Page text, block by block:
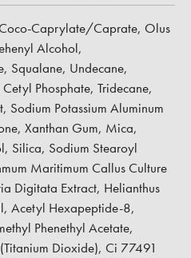
Caprylate/Caprate, Olus
Alcohol,
Squalane, Undecane,
Phosphate, Tridecane,
Sodium Potassium Aluminum
Xanthan Gum, Mica,
Silica, Sodium Stearoyl
Maritimum Callus Culture
Digitata Extract, Helianthus
Acetyl Hexapeptide-8,
Phenethyl Acetate,
Dioxide), Ci 77491